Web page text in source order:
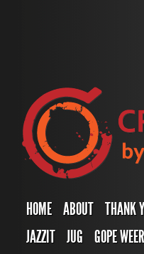
HOME ABOUT THANK
JAZZIT JUG GOPE